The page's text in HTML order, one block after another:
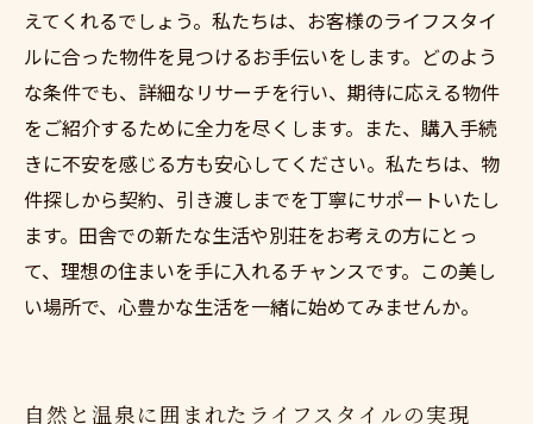
えてくれるでしょう。私たちは、お客様のライフスタイ
ルに合った物件を見つけるお手伝いをします。どのよう
な条件でも、詳細なリサーチを行い、期待に応える物件
をご紹介するために全力を尽くします。また、購入手続
きに不安を感じる方も安心してください。私たちは、物
件探しから契約、引き渡しまでを丁寧にサポートいたし
ます。田舎での新たな生活や別荘をお考えの方にとっ
て、理想の住まいを手に入れるチャンスです。この美し
い場所で、心豊かな生活を一緒に始めてみませんか。
自然と温泉に囲まれたライフスタイルの実現